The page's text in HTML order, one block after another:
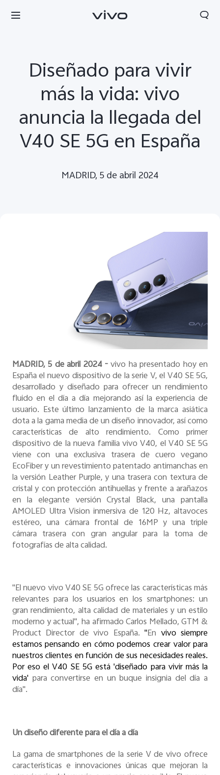
Diseñado para vivir
más la vida: vivo
anuncia la llegada del
V40 SE 5G en España
MADRID, 5 de abril 2024
MADRID, 5 de abril 2024 -vivo ha presentado hoy en
España el nuevo dispositivo de la serie V, el V40 SE 5G,
desarrollado y diseñado para ofrecer un rendimiento
fluido en el día a día mejorando así la experiencia de
usuario. Este último lanzamiento de la marca asiática
dota a la gama media de un diseño innovador, así como
características de alto rendimiento. Como primer
dispositivo de la nueva familia vivo V40, el V40 SE 5G
viene con una exclusiva trasera de cuero vegano
EcoFiber y un revestimiento patentado antimanchas en
la versión Leather Purple, y una trasera con textura de
cristal y con protección antihuellas y frente a arañazos
en la elegante versión Crystal Black, una pantalla
AMOLED Ultra Vision inmersiva de 120 Hz, altavoces
estéreo, una cámara frontal de 16MP y una triple
cámara trasera con gran angular para la toma de
fotografías de alta calidad.
"El nuevo vivo V40 SE 5G ofrece las características más
relevantes para los usuarios en los smartphones: un
gran rendimiento, alta calidad de materiales y un estilo
moderno y actual", ha afirmado Carlos Mellado, GTM &
Product Director de vivo España."En vivo siempre
estamos pensando en cómo podemos crear valor para
nuestros clientes en función de sus necesidades reales.
Por eso el V40 SE 5G está 'diseñado para vivir más la
vida' para convertirse en un buque insignia del día a
día".
Un diseño diferente para el día a día
La gama de smartphones de la serie V de vivo ofrece
características e innovaciones únicas que mejoran la